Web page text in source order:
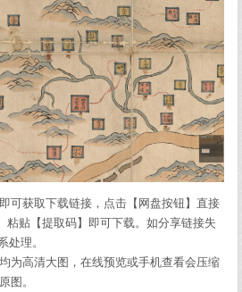
可获取下载链接，点击【网盘按钮】直接
粘贴【提取码】即可下载。如分享链接失
处理。
为高清大图，在线预览或手机查看会压缩
图。